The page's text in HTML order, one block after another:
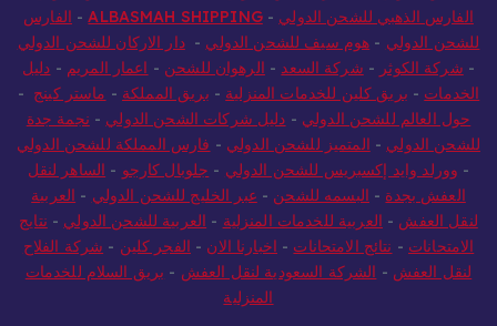
للشحن الدولي - النسر للشحن الدولي-بيت البسمة للشحن الدولي
الفارس الذهبي للشحن الدولي
ALBASMAH SHIPPING
الفارس
للشحن الدولي
هوم سيف للشحن الدولي-
دار الاركان للشحن الدولي
-
شركة الكوثر- شركة السعد - الرهوان للشحن اعمار المريم -
الخدمات - بريق كلين للخدمات المنزلية- بريق المملكة - ماستر كينج
حول العالم للشحن الدولي
دليل شركات الشحن الدولي -
نجمة جدة
للشحن الدولي- المتميز للشحن الدولي
فارس المملكة للشحن الدولي
-وورلد وايد إكسبريس للشحن الدولي- جلوبال كارجو- الساهر لنقل
العفش بجدة
- البسمه للشحن- عبر الخليج للشحن الدولي -
العربية
لنقل العفش
العربية للخدمات المنزلية- العربية للشحن الدولي - نتايج
الامتحانات
نتائج الامتحانات اخبارنا الان الفجر كلين -شركة الفلاح
لنقل العفش
الشركة السعودية لنقل العفش
بريق السلام للخدمات
المنزلية